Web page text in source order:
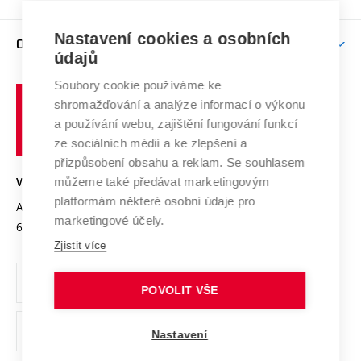
E-přihláška
Závěrečné práce
Doktorské studium
Studium bez bariér
Podpora podnikání
Mezinárodní vědecká rada
Systém zajišťování kvality výzkumu
Výzkumné infrastruktury
Transfer znalostí
Open Science
Projekty
Projekty ze strukturálních fondů
Specifický výzkum
Firemní spolupráce
Zahraniční spolupráce
Spolupráce se školami
Mezinárodní dohody
Univerzitní sítě
O UNIVERZITĚ
Profil univerzity
Udržitelná univerzita
Podnikavá univerzita / ContriBUTe
Bezpečná univerzita
Vyznamenání
Organizační struktura
Ochrana osobních údajů
odkaz)
učení
technické
Brně
VYSOKÉ UČENÍ TECHNICKÉ V BRNĚ
Antonínská 548/1
602 00 Brno
www.vut.cz
vut@vutbr.cz
Nastavení cookies a osobních
údajů
Soubory cookie používáme ke
shromažďování a analýze informací o výkonu
a používání webu, zajištění fungování funkcí
ze sociálních médií a ke zlepšení a
přizpůsobení obsahu a reklam. Se souhlasem
můžeme také předávat marketingovým
platformám některé osobní údaje pro
marketingové účely.
Zjistit více
POVOLIT VŠE
Nastavení